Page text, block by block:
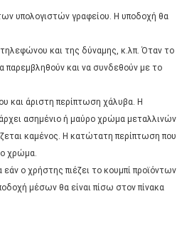
υπολογιστών γραφείου. Η υποδοχή θα
και της δύναμης, κ.λπ. Όταν το
παρεμβληθούν και να συνδεθούν με το
και άριστη περίπτωση χάλυβα. Η
ασημένιο ή μαύρο χρώμα μεταλλινών
καμένος. Η κατώτατη περίπτωση που
χρώμα.
ο χρήστης πιέζει το κουμπί προϊόντων
μέσων θα είναι πίσω στον πίνακα